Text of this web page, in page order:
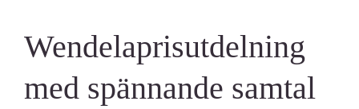
Wendelaprisutdelning
med spännande samtal